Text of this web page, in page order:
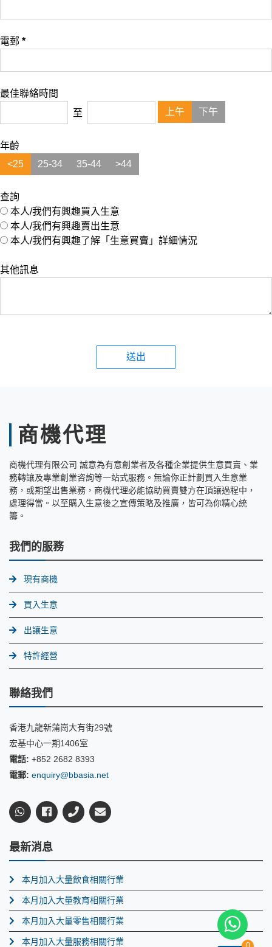
電郵 *
最佳聯絡時間
至
上午 下午
年齡
<25
25-34 35-44 >44
查詢
本人/我們有興趣買入生意
本人/我們有興趣賣出生意
本人/我們有興趣了解「生意買賣」詳細情況
其他訊息
送出
商機代理
商機代理有限公司 誠意為有意創業者及各種企業提供生意買賣、業
務轉讓及專業創業咨詢等一站式服務。無論你正計劃買入生意業
務，或期望出售業務，商機代理必能協助買賣雙方在頂讓過程中，
處理得當。以至購入生意後之宣傳策略及推廣，皆可為你精心統
籌。
我們的服務
現有商機
買入生意
出讓生意
特許經營
聯絡我們
香港九龍新蒲崗大有街29號
宏基中心一期1406室
電話: +852 2682 8393
電郵: enquiry@bbasia.net
最新消息
本月加入大量飲食相關行業
本月加入大量教育相關行業
本月加入大量零售相關行業
本月加入大量服務相關行業